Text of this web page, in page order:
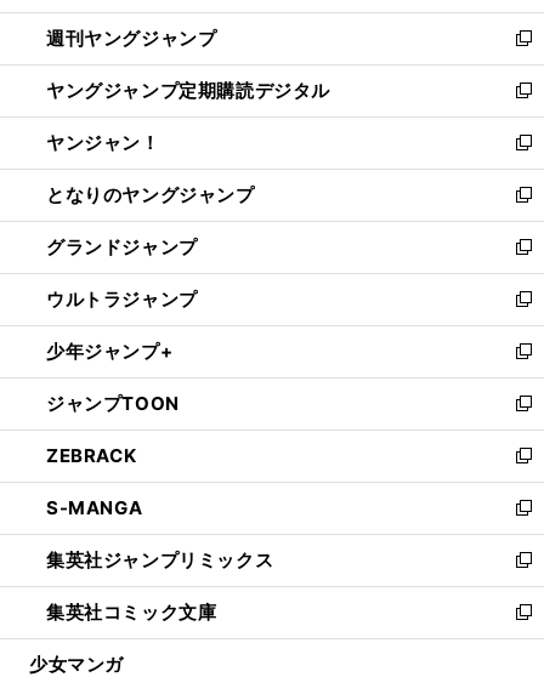
開
く
ウ
で
開
く
ン
ド
ウ
で
開
く
ウ
ィ
ン
ド
ウ
で
開
く
週刊ヤングジャンプ
新
し
い
ウ
ィ
ン
ド
ウ
で
開
く
ヤングジャンプ定期購読デジタル
新
し
い
ウ
ィ
ン
ド
ウ
で
開
く
ヤンジャン！
新
し
い
ウ
ィ
ン
ド
ウ
で
開
く
となりのヤングジャンプ
新
し
い
ウ
ィ
ン
ド
ウ
で
開
く
グランドジャンプ
新
し
い
ウ
ィ
ン
ド
ウ
で
開
く
ウルトラジャンプ
新
し
い
ウ
ィ
ン
ド
ウ
で
開
く
少年ジャンプ+
新
し
い
ウ
ィ
ン
ド
ウ
で
開
く
ジャンプTOON
新
し
い
ウ
ィ
ン
ド
ウ
で
開
ZEBRACK
新
し
い
ウ
ィ
ン
ド
ウ
S-MANGA
新
し
い
ウ
ィ
ン
集英社ジャンプリミックス
新
し
い
ウ
集英社コミック文庫
新
し
少女マンガ